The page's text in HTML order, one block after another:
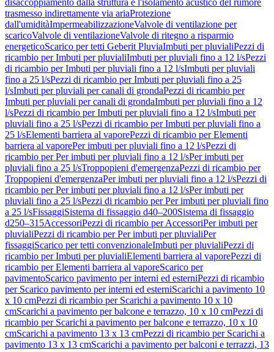
disaccoppiamento dalla struttura e l'isolamento acustico del rumore
trasmesso indirettamente via ariaProtezione
dall'umiditàImpermeabilizzazioneValvole di ventilazione per
scaricoValvole di ventilazioneValvole di ritegno a risparmio
energeticoScarico per tetti Geberit PluviaImbuti per pluvialiPezzi di
ricambio per Imbuti per pluvialiImbuti per pluviali fino a 12 l/sPezzi
di ricambio per Imbuti per pluviali fino a 12 l/sImbuti per pluviali
fino a 25 l/sPezzi di ricambio per Imbuti per pluviali fino a 25
l/sImbuti per pluviali per canali di grondaPezzi di ricambio per
Imbuti per pluviali per canali di grondaImbuti per pluviali fino a 12
l/sPezzi di ricambio per Imbuti per pluviali fino a 12 l/sImbuti per
pluviali fino a 25 l/sPezzi di ricambio per Imbuti per pluviali fino a
25 l/sElementi barriera al vaporePezzi di ricambio per Elementi
barriera al vaporePer imbuti per pluviali fino a 12 l/sPezzi di
ricambio per Per imbuti per pluviali fino a 12 l/sPer imbuti per
pluviali fino a 25 l/sTroppopieni d'emergenzaPezzi di ricambio per
Troppopieni d'emergenzaPer imbuti per pluviali fino a 12 l/sPezzi di
ricambio per Per imbuti per pluviali fino a 12 l/sPer imbuti per
pluviali fino a 25 l/sPezzi di ricambio per Per imbuti per pluviali fino
a 25 l/sFissaggiSistema di fissaggio d40–200Sistema di fissaggio
d250–315AccessoriPezzi di ricambio per AccessoriPer imbuti per
pluvialiPezzi di ricambio per Per imbuti per pluvialiPer
fissaggiScarico per tetti convenzionaleImbuti per pluvialiPezzi di
ricambio per Imbuti per pluvialiElementi barriera al vaporePezzi di
ricambio per Elementi barriera al vaporeScarico per
pavimentoScarico pavimento per interni ed esterniPezzi di ricambio
per Scarico pavimento per interni ed esterniScarichi a pavimento 10
x 10 cmPezzi di ricambio per Scarichi a pavimento 10 x 10
cmScarichi a pavimento per balcone e terrazzo, 10 x 10 cmPezzi di
ricambio per Scarichi a pavimento per balcone e terrazzo, 10 x 10
cmScarichi a pavimento 13 x 13 cmPezzi di ricambio per Scarichi a
pavimento 13 x 13 cmScarichi a pavimento per balconi e terrazzi, 13